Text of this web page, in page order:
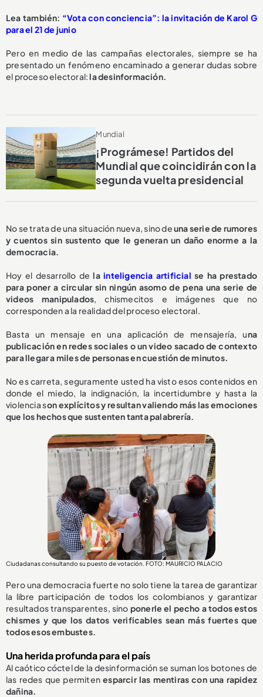
Lea también: “Vota con conciencia”: la invitación de Karol G
para el 21 de junio
Pero en medio de las campañas electorales, siempre se ha
presentado un fenómeno encaminado a generar dudas sobre
el proceso electoral:la desinformación.
Mundial
¡Prográmese! Partidos del
Mundial que coincidirán con la
segunda vuelta presidencial
No se trata de una situación nueva, sino deuna serie de rumores
y cuentos sin sustento que le generan un daño enorme a la
democracia.
Hoy el desarrollo de lainteligencia artificial se ha prestado
para poner a circular sin ningún asomo de pena una serie de
videos manipulados, chismecitos e imágenes que no
corresponden a la realidad del proceso electoral.
Basta un mensaje en una aplicación de mensajería, una
publicación en redes sociales o un video sacado de contexto
para llegar a miles de personas en cuestión de minutos.
No es carreta, seguramente usted ha visto esos contenidos en
donde el miedo, la indignación, la incertidumbre y hasta la
violencia son explícitos y resultan valiendo más las emociones
que los hechos que sustenten tanta palabrería.
Ciudadanas consultando su puesto de votación. FOTO: MAURICIO PALACIO
Pero una democracia fuerte no solo tiene la tarea de garantizar
la libre participación de todos los colombianos y garantizar
resultados transparentes, sino ponerle el pecho a todos estos
chismes y que los datos verificables sean más fuertes que
todos esos embustes.
Una herida profunda para el país
Al caótico cóctel de la desinformación se suman los botones de
las redes que permitenesparcir las mentiras con una rapidez
dañina.